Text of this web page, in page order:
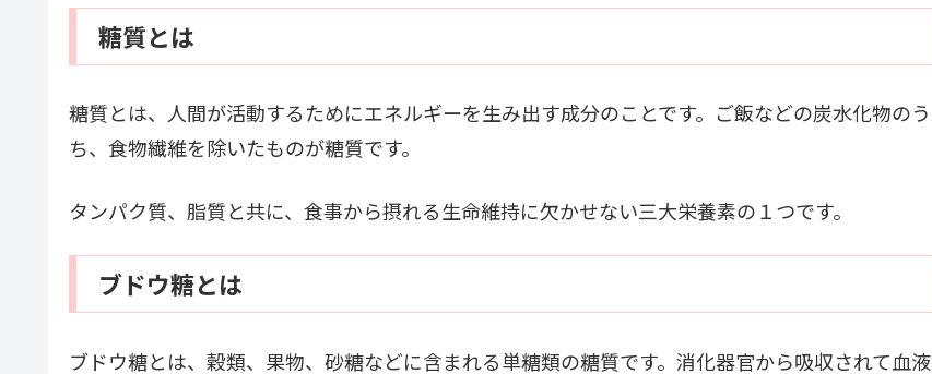
糖質とは
糖質とは、人間が活動するためにエネルギーを生み出す成分のことです。ご飯などの炭水化物のう
ち、食物繊維を除いたものが糖質です。
タンパク質、脂質と共に、食事から摂れる生命維持に欠かせない三大栄養素の１つです。
ブドウ糖とは
ブドウ糖とは、穀類、果物、砂糖などに含まれる単糖類の糖質です。消化器官から吸収されて血液